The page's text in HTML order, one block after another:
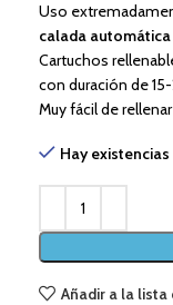
Uso
calada automática
Cartuchos
con duración de
Muy fácil de
Hay existencias
Añadir a la lista